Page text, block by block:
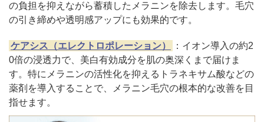
の負担を抑えながら蓄積したメラニンを除去します。毛穴
の引き締めや透明感アップにも効果的です。
ケアシス（エレクトロポレーション）
：イオン導入の約2
0倍の浸透力で、美白有効成分を肌の奥深くまで届けま
す。特にメラニンの活性化を抑えるトラネキサム酸などの
薬剤を導入することで、メラニン毛穴の根本的な改善を目
指せます。